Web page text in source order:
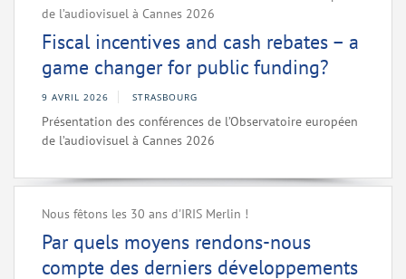
de l’audiovisuel à Cannes 2026
Fiscal incentives and cash rebates – a
game changer for public funding?
9 AVRIL 2026 STRASBOURG
Présentation des conférences de l’Observatoire européen
de l’audiovisuel à Cannes 2026
Nous fêtons les 30 ans d'IRIS Merlin !
Par quels moyens rendons-nous
compte des derniers développements